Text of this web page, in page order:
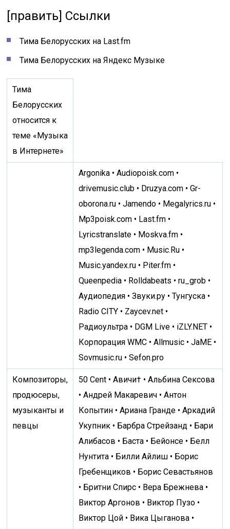
[править] Ссылки
Тима Белорусских на Last.fm
Тима Белорусских на Яндекс Музыке
Тима
Белорусских
относится к
теме «Музыка
в Интернете»
Argonika • Audiopoisk.com •
drivemusic.club • Druzya.com • Gr-
oborona.ru • Jamendo • Megalyrics.ru •
Mp3poisk.com • Last.fm •
Lyricstranslate • Moskva.fm •
mp3legenda.com • Music.Ru •
Music.yandex.ru • Piter.fm •
Queenpedia • Rolldabeats • ru_grob •
Аудиопедия • Звуки.ру • Тунгуска •
Radio CITY • Zaycev.net •
Радиоультра • DGM Live • iZLY.NET •
Корпорация WMC • Allmusic • JaME •
Sovmusic.ru • Sefon.pro
Композиторы,
продюсеры,
музыканты и
певцы
50 Cent • Авичи† • Альбина Сексова
• Андрей Макаревич • Антон
Копытин • Ариана Гранде • Аркадий
Укупник • Барбра Стрейзанд • Бари
Алибасов • Баста • Бейонсе • Белл
Нунтита • Билли Айлиш • Борис
Гребенщиков • Борис Севастьянов
• Бритни Спирс • Вера Брежнева •
Виктор Аргонов • Виктор Пузо •
Виктор Цой • Вика Цыганова •